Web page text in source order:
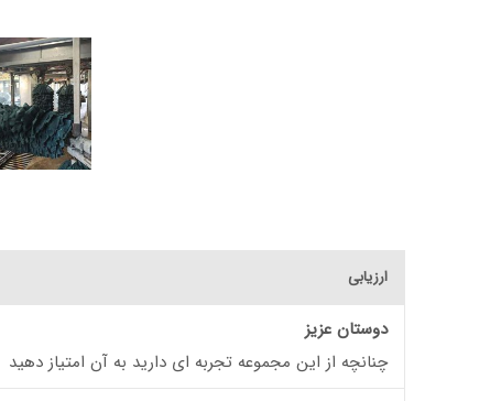
ارزیابی
دوستان عزیز
چنانچه از این مجموعه تجربه ای دارید به آن امتیاز دهید